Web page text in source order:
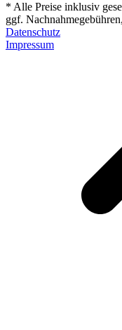
* Alle Preise inklusiv
ggf.
Datenschutz
Impressum